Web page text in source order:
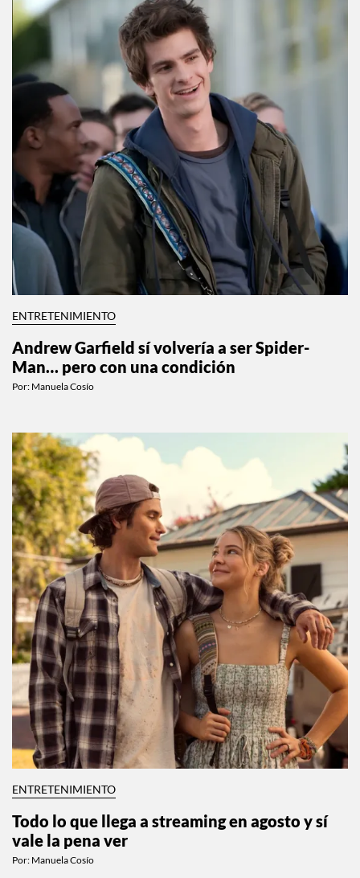
ENTRETENIMIENTO
Andrew Garfield sí volvería a ser Spider-
Man… pero con una condición
Por: Manuela Cosío
ENTRETENIMIENTO
Todo lo que llega a streaming en agosto y sí
vale la pena ver
Por: Manuela Cosío